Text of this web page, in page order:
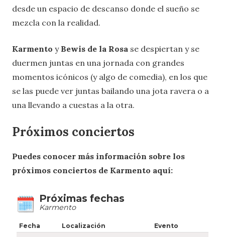
desde un espacio de descanso donde el sueño se
mezcla con la realidad.
Karmento yBewis de la Rosa se despiertan y se
duermen juntas en una jornada con grandes
momentos icónicos (y algo de comedia), en los que
se las puede ver juntas bailando una jota ravera o a
una llevando a cuestas a la otra.
Próximos conciertos
Puedes conocer más información sobre los
próximos conciertos de Karmento aquí: